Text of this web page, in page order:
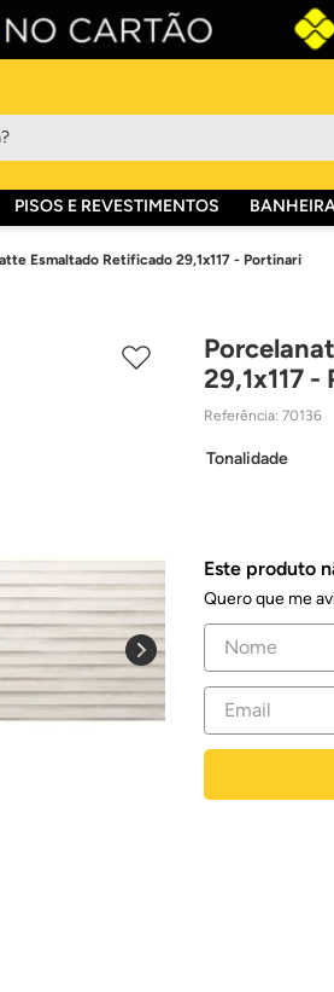
PISOS E REVESTIMENTOS
Esmaltado Retificado 29,1x117 - Portinari
29,1x117
Referência: 70136
Tonalidade
Este produto
Quero que me